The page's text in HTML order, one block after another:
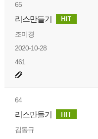
65
리스만들기
조미경
2020-10-28
461
64
리스만들기
김동규